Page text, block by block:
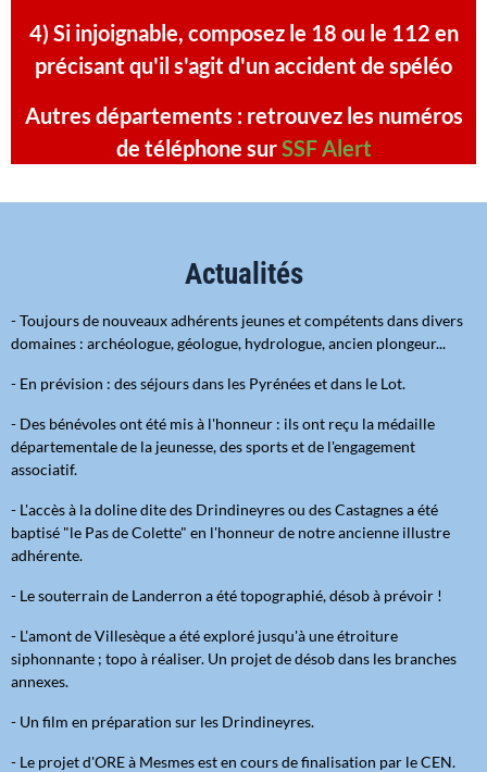
4) Si injoignable, composez le 18 ou le 112 en
précisant qu'il s'agit d'un accident de spéléo
Autres départements : retrouvez les numéros
de téléphone surSSF Alert
Actualités
- Toujours de nouveaux adhérents jeunes et compétents dans divers
domaines : archéologue, géologue, hydrologue, ancien plongeur...
- En prévision : des séjours dans les Pyrénées et dans le Lot.
- Des bénévoles ont été mis à l'honneur : ils ont reçu la médaille
départementale de la jeunesse, des sports et de l'engagement
associatif.
- L'accès à la doline dite des Drindineyres ou des Castagnes a été
baptisé "le Pas de Colette" en l'honneur de notre ancienne illustre
adhérente.
- Le souterrain de Landerron a été topographié, désob à prévoir !
- L'amont de Villesèque a été exploré jusqu'à une étroiture
siphonnante ; topo à réaliser. Un projet de désob dans les branches
annexes.
- Un film en préparation sur les Drindineyres.
- Le projet d'ORE à Mesmes est en cours de finalisation par le CEN.